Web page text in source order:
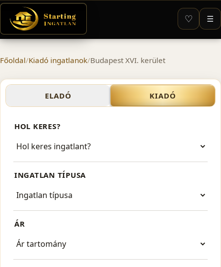
♡ ☰
Főoldal/Kiadó ingatlanok/Budapest XVI. kerület
Kiadó ingatlanok –
ELADÓ KIADÓ
HOL KERES?
INGATLAN TÍPUSA
ÁR